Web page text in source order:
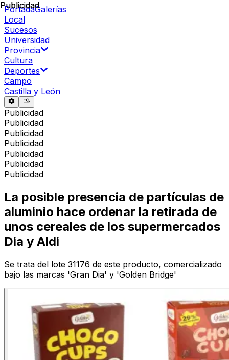
PortadaGalerías
Local
Sucesos
Universidad
Provincia
Cultura
Deportes
Campo
Castilla y León
Publicidad
Publicidad
Publicidad
Publicidad
Publicidad
Publicidad
Publicidad
Publicidad
La posible presencia de partículas de
aluminio hace ordenar la retirada de
unos cereales de los supermercados
Dia y Aldi
Se trata del lote 31176 de este producto, comercializado
bajo las marcas 'Gran Dia' y 'Golden Bridge'
Publicidad